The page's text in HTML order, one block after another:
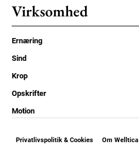
Virksomhed
Ernæring
Sind
Krop
Opskrifter
Motion
Privatlivspolitik & Cookies Om Welltica